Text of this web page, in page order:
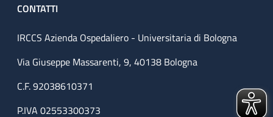
CONTATTI
IRCCS Azienda Ospedaliero - Universitaria di Bologna
Via Giuseppe Massarenti, 9, 40138 Bologna
C.F. 92038610371
P.IVA 02553300373